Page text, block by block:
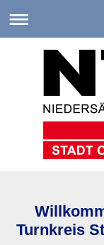
Turnkreis